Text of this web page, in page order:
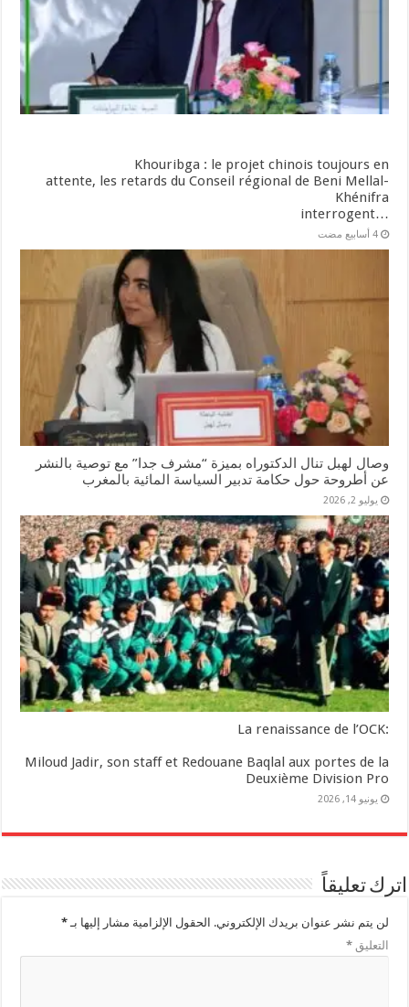
Khouribga : le projet chinois toujours en
attente, les retards du Conseil régional de Beni Mellal-
Khénifra
…interrogent
‏4 أسابيع مضت
وصال لهبل تنال الدكتوراه بميزة “مشرف جدا” مع توصية بالنشر
عن أطروحة حول حكامة تدبير السياسة المائية بالمغرب
يوليو 2, 2026
:La renaissance de l’OCK
Miloud Jadir, son staff et Redouane Baqlal aux portes de la
Deuxième Division Pro
يونيو 14, 2026
اترك تعليقاً
لن يتم نشر عنوان بريدك الإلكتروني. الحقول الإلزامية مشار إليها بـ*
التعليق*